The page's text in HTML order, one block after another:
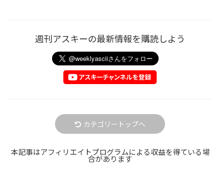
週刊アスキーの最新情報を購読しよう
カテゴリートップへ
本記事はアフィリエイトプログラムによる収益を得ている場
合があります